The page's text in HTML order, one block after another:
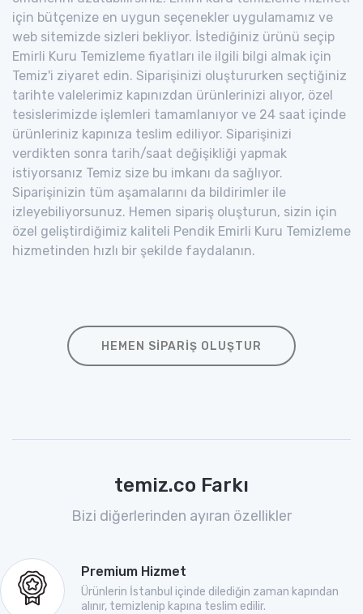
için bütçenize en uygun seçenekler uygulamamız ve
web sitemizde sizleri bekliyor. İstediğiniz ürünü seçip
Emirli Kuru Temizleme fiyatları ile ilgili bilgi almak için
Temiz'i ziyaret edin. Siparişinizi oluştururken seçtiğiniz
tarihte valelerimiz kapınızdan ürünlerinizi alıyor, özel
tesislerimizde işlemleri tamamlanıyor ve 24 saat içinde
ürünleriniz kapınıza teslim ediliyor. Siparişinizi
verdikten sonra tarih/saat değişikliği yapmak
istiyorsanız Temiz size bu imkanı da sağlıyor.
Siparişinizin tüm aşamalarını da bildirimler ile
izleyebiliyorsunuz. Hemen sipariş oluşturun, sizin için
özel geliştirdiğimiz kaliteli Pendik Emirli Kuru Temizleme
hizmetinden hızlı bir şekilde faydalanın.
HEMEN SIPARIŞ OLUŞTUR
temiz.co Farkı
Bizi diğerlerinden ayıran özellikler
Premium Hizmet
Ürünlerin İstanbul içinde dilediğin zaman kapından
alınır, temizlenip kapına teslim edilir.